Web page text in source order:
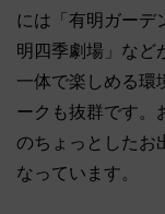
には「有明ガーデ
明四季劇場」など
一体で楽しめる環
ークも抜群です。
のちょっとしたお
なっています。